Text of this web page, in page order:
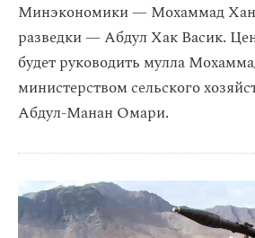
Минэкономики — Мохаммад
разведки — Абдул Хак Васик.
будет руководить мулла
министерством сельского
Абдул-Манан Омари.